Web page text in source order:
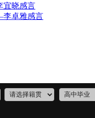
宜晓感言
李卓雅感言